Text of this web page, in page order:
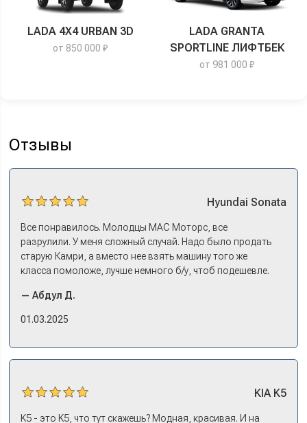
LADA 4X4 URBAN 3D
от 850 000 ₽
LADA GRANTA
SPORTLINE ЛИФТБЕК
от 981 000 ₽
Отзывы
Hyundai Sonata
Все понравилось. Молодцы МАС Моторс, все
разрулили. У меня сложный случай. Надо было продать
старую Камри, а вместо нее взять машину того же
класса помоложе, лучше немного б/у, чтоб подешевле.
либо самому всем этим заниматься – а работать когда?
Либо искать салон, где есть нормальный трейд-ин. И
Но тогда еще ищи салон, где машины в наличии, а не
Москве без машины работать? Мне повезло в МАС
Моторс: много подержанных предложений, выбор есть,
трейд-ин быстрый. Камри пригнал, сдал, Сонату
— Абдул Д.
01.03.2025
KIA K5
K5 - это K5, что тут скажешь? Модная, красивая. И на